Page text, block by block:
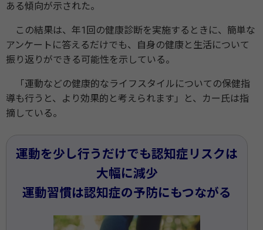
ある傾向が示された。
この結果は、年1回の健康診断を実施するときに、簡単な
アンケートに答えるだけでも、自身の健康と生活について
振り返りができる可能性を示している。
「運動などの健康的なライフスタイルについての保健指
導も行うと、より効果的と考えられます」と、カー氏は指
摘している。
運動を少し行うだけでも認知症リスクは
大幅に減少
運動習慣は認知症の予防にもつながる